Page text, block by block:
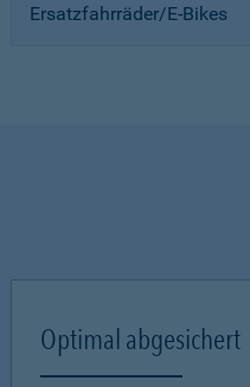
Ersatzfahrräder/E-Bikes
Optimal abgesichert